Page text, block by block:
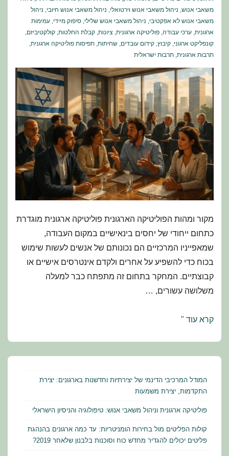
משאבי אנוש, ניהול משאבי אנוש וירטואלי, ניהול משאבי אנוש חיובי, ניהול
משאבי אנוש לא אפקטיבי, ניהול משאבי אנוש שלילי, סיפוק מיידי, עמימות
ארגונית, ערכי עבודה, פוליטיקה ארגונית, ציונות, קבלת החלטות, קולקטיביזם,
קונפליקט ארגוני, קיבוץ, קידום עובדים, שחיתות, תפיסות פוליטיקה ארגונית,
תרבות ארגונית, תרבות ישראלית
מקור ומהות הפוליטיקה הארגונית פוליטיקה ארגונית מוגדרת
כתחום ייחודי של יחסים בינאישיים במקום העבודה,
שמאפייניו המרכזיים הם נכונותם של אנשים לעשות שימוש
בכוח כדי להשפיע על אחרים ולקדם אינטרסים אישיים או
קבוצתיים. המחקר בתחום זה מתפתח כבר למעלה
משלושה עשורים, …
פוליטיקה
אנוש:
טיפולוגיה
והניסיון
קרא עוד "
המודל המרכיבי הדינמי של יצירתיות וחדשנות בארגונים: יצירת
התקדמות, יצירת משמעות
פוליטיקה ארגונית וניהול משאבי אנוש: טיפולוגיה והניסיון הישראלי
קולות הפליטים מול בחירות הומניטריות: עד כמה ארגונים בהנהגת
פליטים יכולים להגדיר מחדש כוח וסוכנות בלבנון שלאחר 2019?